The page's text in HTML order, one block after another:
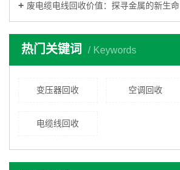
废电缆电线回收价值：探寻金属的新生命
热门关键词 Keywords
变压器回收 空调回收
电缆线回收